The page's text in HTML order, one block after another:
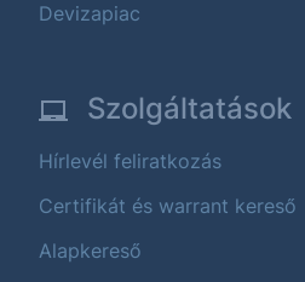
Devizapiac
Szolgáltatások
Hírlevél feliratkozás
Certifikát és warrant kereső
Alapkereső